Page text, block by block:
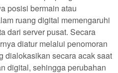
posisi bermain atau
ruang digital memengaruhi
dari server pusat. Secara
diatur melalui penomoran
dialokasikan secara acak saat
digital, sehingga perubahan